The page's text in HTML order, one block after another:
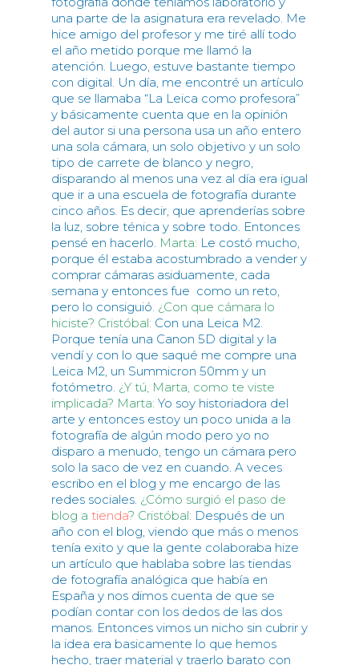
una parte de la asignatura era revelado. Me
hice amigo del profesor y me tiré allí todo
el año metido porque me llamó la
atención. Luego, estuve bastante tiempo
con digital. Un día, me encontré un artículo
que se llamaba “La Leica como profesora”
y básicamente cuenta que en la opinión
del autor si una persona usa un año entero
una sola cámara, un solo objetivo y un solo
tipo de carrete de blanco y negro,
disparando al menos una vez al día era igual
que ir a una escuela de fotografía durante
cinco años. Es decir, que aprenderías sobre
la luz, sobre ténica y sobre todo. Entonces
pensé en hacerlo. Marta: Le costó mucho,
porque él estaba acostumbrado a vender y
comprar cámaras asiduamente, cada
semana y entonces fue como un reto,
pero lo consiguió. ¿Con que cámara lo
hiciste? Cristóbal: Con una Leica M2.
Porque tenía una Canon 5D digital y la
vendí y con lo que saqué me compre una
Leica M2, un Summicron 50mm y un
fotómetro. ¿Y tú, Marta, como te viste
implicada? Marta: Yo soy historiadora del
arte y entonces estoy un poco unida a la
fotografía de algún modo pero yo no
disparo a menudo, tengo un cámara pero
solo la saco de vez en cuando. A veces
escribo en el blog y me encargo de las
redes sociales. ¿Cómo surgió el paso de
blog a tienda? Cristóbal: Después de un
año con el blog, viendo que más o menos
tenía exito y que la gente colaboraba hize
un artículo que hablaba sobre las tiendas
de fotografía analógica que había en
España y nos dimos cuenta de que se
podían contar con los dedos de las dos
manos. Entonces vimos un nicho sin cubrir y
la idea era basicamente lo que hemos
hecho, traer material y traerlo barato con